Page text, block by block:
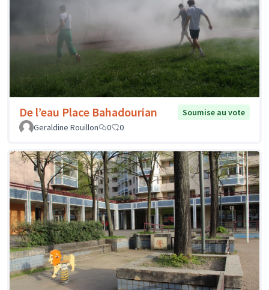
De l’eau Place Bahadourian
Soumise au vote
Geraldine Rouillon
0 0